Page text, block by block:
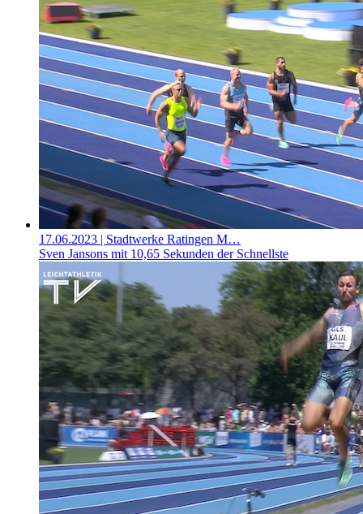
17.06.2023 | Stadtwerke Ratingen M…
Sven Jansons mit 10,65 Sekunden der Schnellste